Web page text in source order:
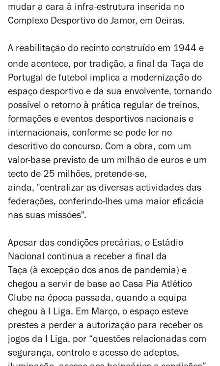
mudar a cara à infra-estrutura inserida no
Complexo Desportivo do Jamor, em Oeiras.
A reabilitação do recinto construído em 1944 e
onde acontece, por tradição, a final da Taça de
Portugal de futebol implica a modernização do
espaço desportivo e da sua envolvente, tornando
possível o retorno à prática regular de treinos,
formações e eventos desportivos nacionais e
internacionais, conforme se pode ler no
descritivo do concurso. Com a obra, com um
valor-base previsto de um milhão de euros e um
tecto de 25 milhões, pretende-se,
ainda, "centralizar as diversas actividades das
federações, conferindo-lhes uma maior eficácia
nas suas missões".
Apesar das condições precárias, o Estádio
Nacional continua a receber a final da
Taça (à excepção dos anos de pandemia) e
chegou a servir de base ao Casa Pia Atlético
Clube na época passada, quando a equipa
chegou à I Liga. Em Março, o espaço esteve
prestes a perder a autorização para receber os
jogos da I Liga, por
questões relacionadas com
segurança, controlo e acesso de adeptos,